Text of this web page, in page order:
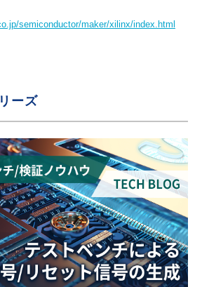
semiconductor/maker/xilinx/index.html
ーズ